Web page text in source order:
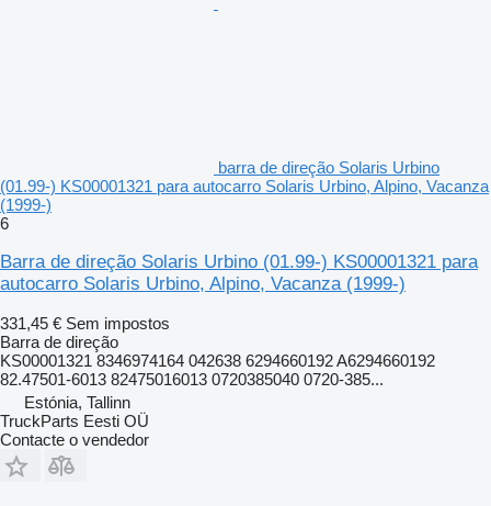
barra de direção Solaris Urbino
(01.99-) KS00001321 para autocarro Solaris Urbino, Alpino, Vacanza
(1999-)
6
Barra de direção Solaris Urbino (01.99-) KS00001321 para
autocarro Solaris Urbino, Alpino, Vacanza (1999-)
331,45 € Sem impostos
Barra de direção
KS00001321 8346974164 042638 6294660192 A6294660192
82.47501-6013 82475016013 0720385040 0720-385...
Estónia, Tallinn
TruckParts Eesti OÜ
Contacte o vendedor